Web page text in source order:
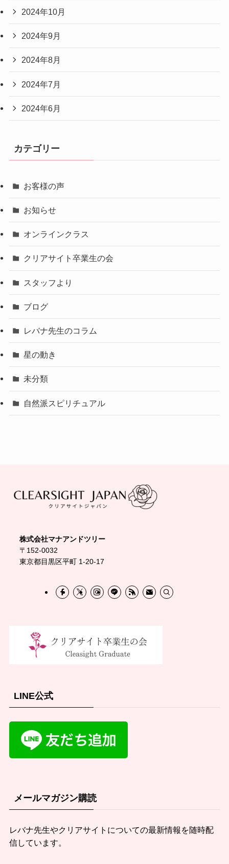
2024年10月
2024年9月
2024年8月
2024年7月
2024年6月
カテゴリー
お客様の声
お知らせ
オンラインクラス
クリアサイト卒業生の会
スタッフより
ブログ
レバナ先生のコラム
星の動き
未分類
自然派スピリチュアル
株式会社マナアンドツリー
〒152-0032
東京都目黒区平町 1-20-17
LINE公式
メールマガジン購読
レバナ先生やクリアサイトについての最新情報を随時配
信しています。